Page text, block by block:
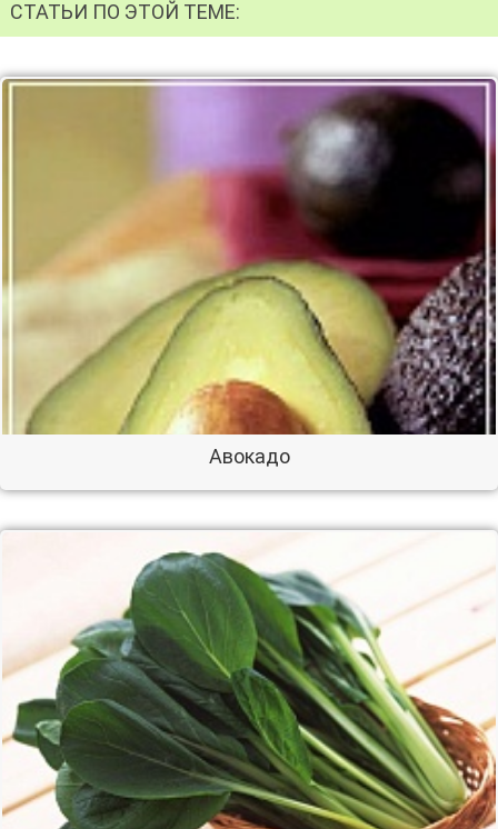
СТАТЬИ ПО ЭТОЙ ТЕМЕ:
Авокадо